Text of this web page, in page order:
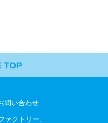
TOP
問い合わせ
ァクトリー.